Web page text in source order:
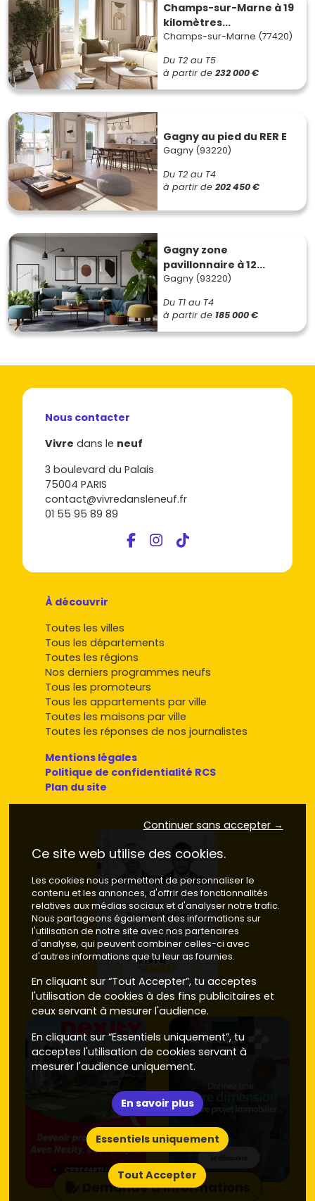
Champs-sur-Marne à 19
kilomètres...
Champs-sur-Marne (77420)
Du T2 au T5
à partir de 232 000 €
Gagny au pied du RER E
Gagny (93220)
Du T2 au T4
à partir de 202 450 €
Gagny zone
pavillonnaire à 12...
Gagny (93220)
Du T1 au T4
à partir de 185 000 €
Demande d'informations
Nous contacter
Vivre dans le neuf
3 boulevard du Palais
75004 PARIS
contact@vivredansleneuf.fr
01 55 95 89 89
À découvrir
Toutes les villes
Tous les départements
Toutes les régions
Nos derniers programmes neufs
Tous les promoteurs
Tous les appartements par ville
Toutes les maisons par ville
Toutes les réponses de nos journalistes
Mentions légales
Politique de confidentialité RCS
Plan du site
Continuer sans accepter →
Ce site web utilise des cookies.
Les cookies nous permettent de personnaliser le
contenu et les annonces, d'offrir des fonctionnalités
relatives aux médias sociaux et d'analyser notre trafic.
Nous partageons également des informations sur
l'utilisation de notre site avec nos partenaires
d'analyse, qui peuvent combiner celles-ci avec
d'autres informations que tu leur as fournies.
En cliquant sur “Tout Accepter”, tu acceptes
l'utilisation de cookies à des fins publicitaires et
ceux servant à mesurer l'audience.
En cliquant sur “Essentiels uniquement”, tu
acceptes l'utilisation de cookies servant à
mesurer l'audience uniquement.
En savoir plus
Essentiels uniquement
Tout Accepter